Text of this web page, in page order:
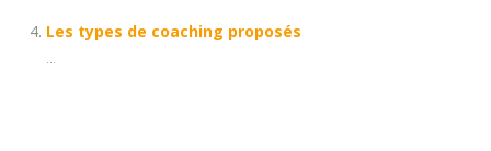
Les types de coaching proposés
...